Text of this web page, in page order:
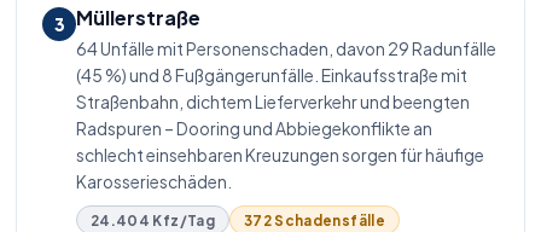
3 Müllerstraße
64 Unfälle mit Personenschaden, davon 29 Radunfälle
(45 %) und 8 Fußgängerunfälle. Einkaufsstraße mit
Straßenbahn, dichtem Lieferverkehr und beengten
Radspuren – Dooring und Abbiege­konflikte an
schlecht einsehbaren Kreuzungen sorgen für häufige
Karosserieschäden.
24.404 Kfz/Tag
372 Schadensfälle